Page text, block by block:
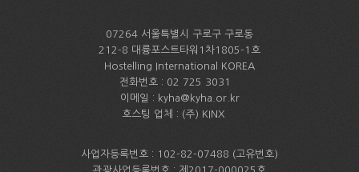
07264 서울특별시 구로구 구로동
212-8 대륭포스트타워1차1805-1호
Hostelling International KOREA
전화번호 : 02 725 3031
이메일 : kyha@kyha.or.kr
호스팅 업체 : (주) KINX
사업자등록번호 : 102-82-07488 (고유번호)